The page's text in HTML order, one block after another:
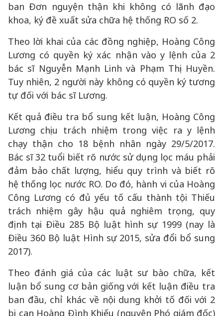
ban Đơn nguyện thận khi không có lãnh đạo
khoa, ký đề xuất sửa chữa hệ thống RO số 2.
Theo lời khai của các đồng nghiệp, Hoàng Công
Lương có quyền ký xác nhận vào y lệnh của 2
bác sĩ Nguyễn Mạnh Linh và Phạm Thị Huyền.
Tuy nhiên, 2 người này không có quyền ký tương
tự đối với bác sĩ Lương.
Kết quả điều tra bổ sung kết luận, Hoàng Công
Lương chịu trách nhiệm trong việc ra y lệnh
chạy thận cho 18 bệnh nhân ngày 29/5/2017.
Bác sĩ 32 tuổi biết rõ nước sử dụng lọc máu phải
đảm bảo chất lượng, hiểu quy trình và biết rõ
hệ thống lọc nước RO. Do đó, hành vi của Hoàng
Công Lương có đủ yếu tố cấu thành tội Thiếu
trách nhiệm gây hậu quả nghiêm trọng, quy
định tại Điều 285 Bộ luật hình sự 1999 (nay là
Điều 360 Bộ luật Hình sự 2015, sửa đổi bổ sung
2017).
Theo đánh giá của các luật sư bào chữa, kết
luận bổ sung cơ bản giống với kết luận điều tra
ban đầu, chỉ khác về nội dung khởi tố đối với 2
bị can Hoàng Đình Khiếu (nguyên Phó giám đốc)